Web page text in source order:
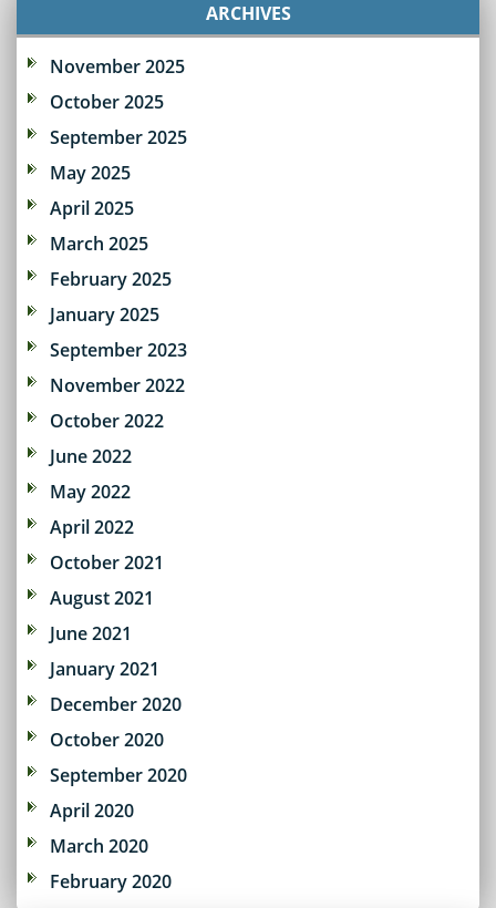
ARCHIVES
November 2025
October 2025
September 2025
May 2025
April 2025
March 2025
February 2025
January 2025
September 2023
November 2022
October 2022
June 2022
May 2022
April 2022
October 2021
August 2021
June 2021
January 2021
December 2020
October 2020
September 2020
April 2020
March 2020
February 2020